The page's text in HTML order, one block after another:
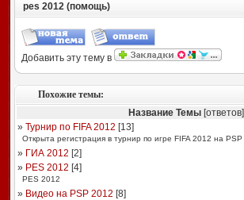
pes 2012 (помощь)
Добавить эту тему в
Похожие темы:
Название Темы [ответов]
» Турнир по FIFA 2012 [13]
Открыта регистрация в турнир по игре FIFA 2012 на PSP
» ГИА 2012 [2]
» PES 2012 [4]
PES 2012
» Видео на PSP 2012 [8]